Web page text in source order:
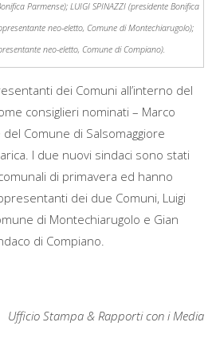
Parmense); LUIGI SPINAZZI (presidente Bonifica
neo-eletto, Comune di Montechiarugolo);
neo-eletto, Comune di Compiano).
dei Comuni all’interno del
consiglieri nominati – Marco
Comune di Salsomaggiore
I due nuovi sindaci sono stati
di primavera ed hanno
dei due Comuni, Luigi
di Montechiarugolo e Gian
di Compiano.
Ufficio Stampa & Rapporti con i Media